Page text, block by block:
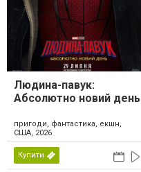
Людина-павук:
Абсолютно новий день
пригоди, фантастика, екшн,
США, 2026
Купити